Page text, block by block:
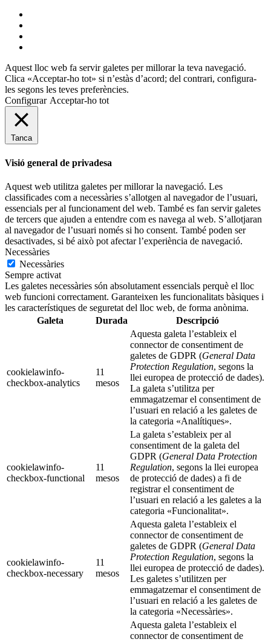
Aquest lloc web fa servir galetes per millorar la teva navegació.
Clica «Acceptar-ho tot» si n’estàs d’acord; del contrari, configura-
les segons les teves preferències.
Configurar Acceptar-ho tot
Tanca
Visió general de privadesa
Aquest web utilitza galetes per millorar la navegació. Les
classificades com a necessàries s’allotgen al navegador de l’usuari,
essencials per al funcionament del web. També es fan servir galetes
de tercers que ajuden a entendre com es navega al web. S’allotjaran
al navegador de l’usuari només si ho consent. També poden ser
desactivades, si bé això pot afectar l’experiència de navegació.
Necessàries
Necessàries
Sempre activat
Les galetes necessàries són absolutament essencials perquè el lloc
web funcioni correctament. Garanteixen les funcionalitats bàsiques i
les característiques de seguretat del lloc web, de forma anònima.
Galeta
Durada Descripció
cookielawinfo-
checkbox-analytics
11
mesos
Aquesta galeta l’estableix el
connector de consentiment de
galetes de GDPR (General Data
Protection Regulation, segons la
llei europea de protecció de dades).
La galeta s’utilitza per
emmagatzemar el consentiment de
l’usuari en relació a les galetes de
la categoria «Analítiques».
cookielawinfo-
checkbox-functional
11
mesos
La galeta s’estableix per al
consentiment de la galeta del
GDPR (General Data Protection
Regulation, segons la llei europea
de protecció de dades) a fi de
registrar el consentiment de
l’usuari en relació a les galetes a la
categoria «Funcionalitat».
cookielawinfo-
checkbox-necessary
11
mesos
Aquesta galeta l’estableix el
connector de consentiment de
galetes de GDPR (General Data
Protection Regulation, segons la
llei europea de protecció de dades).
Les galetes s’utilitzen per
emmagatzemar el consentiment de
l’usuari en relació a les galetes de
la categoria «Necessàries».
Aquesta galeta l’estableix el
connector de consentiment de